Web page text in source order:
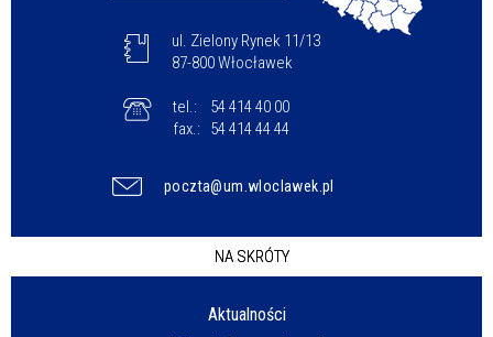
ul. Zielony Rynek 11/13
87-800 Włocławek
tel.:
54 414 40 00
fax.:
54 414 44 44
poczta@um.wloclawek.pl
NA SKRÓTY
Aktualności